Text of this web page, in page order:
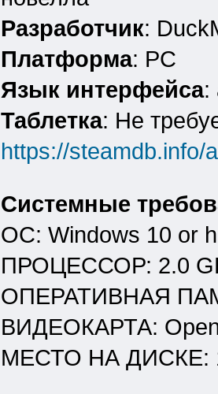
Разработчик:
Платформа: PC
Язык интерфейса:
Таблeтка: Не
https://steamdb.info/
Системные
ОС: Windows 10 or
ПРОЦЕССОР: 2.0
ОПЕРАТИВНАЯ
ВИДЕОКАРТА:
МЕСТО НА ДИСКЕ: